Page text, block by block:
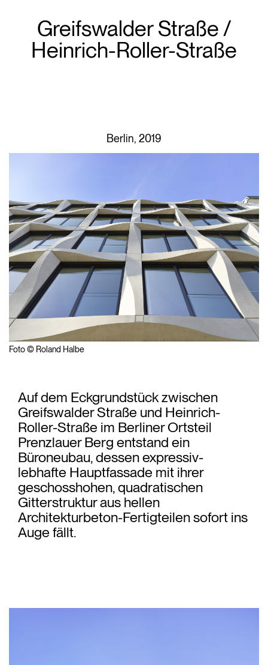
Greifswalder Straße /
Heinrich-Roller-Straße
Berlin, 2019
Foto © Roland Halbe
Auf dem Eckgrundstück zwischen
Greifswalder Straße und Heinrich-
Roller-Straße im Berliner Ortsteil
Prenzlauer Berg entstand ein
Büroneubau, dessen expressiv-
lebhafte Hauptfassade mit ihrer
geschosshohen, quadratischen
Gitterstruktur aus hellen
Architekturbeton-Fertigteilen sofort ins
Auge fällt.